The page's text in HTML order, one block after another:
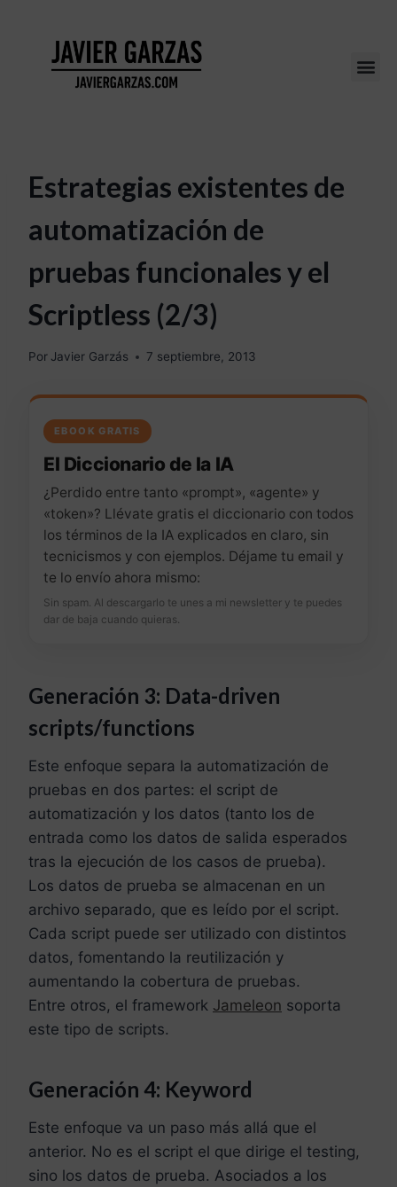
Estrategias existentes de
automatización de
pruebas funcionales y el
Scriptless (2/3)
Por Javier Garzás 7 septiembre, 2013
EBOOK GRATIS
El Diccionario de la IA
¿Perdido entre tanto «prompt», «agente» y
«token»? Llévate gratis el diccionario con todos
los términos de la IA explicados en claro, sin
tecnicismos y con ejemplos. Déjame tu email y
te lo envío ahora mismo:
Sin spam. Al descargarlo te unes a mi newsletter y te puedes
dar de baja cuando quieras.
Generación 3: Data-driven
scripts/functions
Este enfoque separa la automatización de
pruebas en dos partes: el script de
automatización y los datos (tanto los de
entrada como los datos de salida esperados
tras la ejecución de los casos de prueba).
Los datos de prueba se almacenan en un
archivo separado, que es leído por el script.
Cada script puede ser utilizado con distintos
datos, fomentando la reutilización y
aumentando la cobertura de pruebas.
Entre otros, el framework Jameleon soporta
este tipo de scripts.
Generación 4: Keyword
Este enfoque va un paso más allá que el
anterior. No es el script el que dirige el testing,
sino los datos de prueba. Asociados a los